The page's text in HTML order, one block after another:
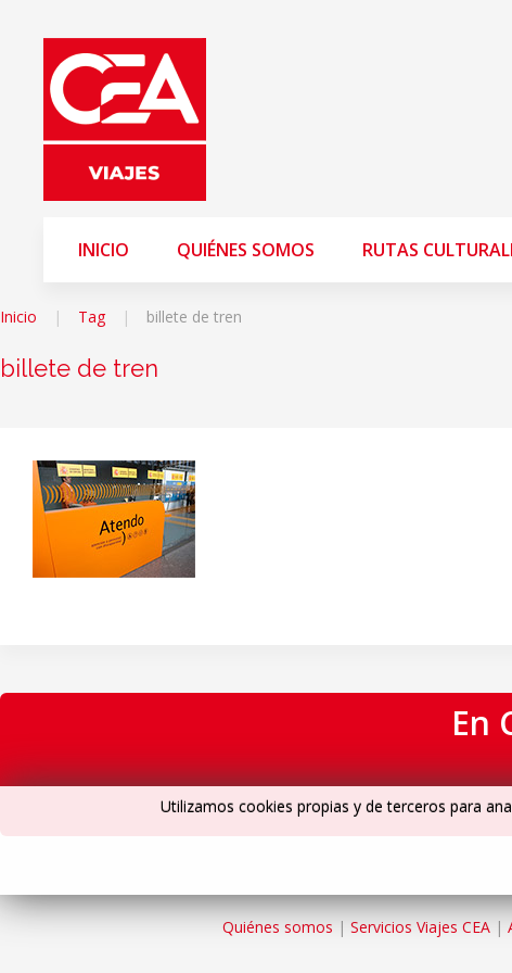
INICIO QUIÉNES SOMOS RUTAS
Inicio Tag billete de tren
billete de tren
En
Quiénes somos | Servicios Viajes CEA|
Utilizamos cookies propias y de terceros para